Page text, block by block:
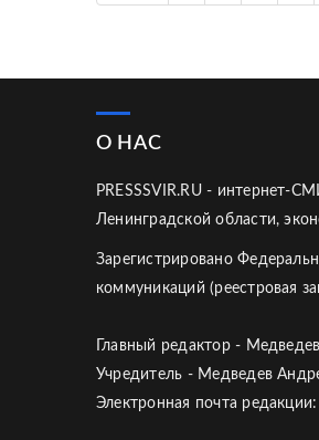
О НАС
PRESSSVIR.RU - интернет-
Ленинградской области,
Зарегистрировано
коммуникаций (реестровая
Главный редактор -
Учредитель - Медведев
Электронная почта редакции: